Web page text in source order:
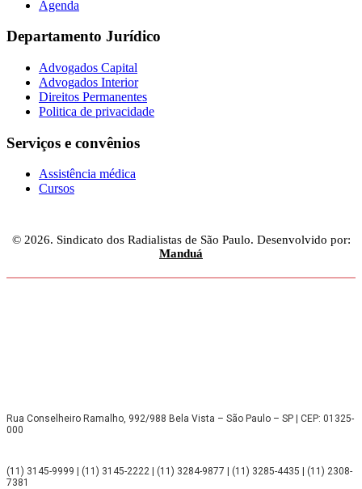
Agenda
Departamento Jurídico
Advogados Capital
Advogados Interior
Direitos Permanentes
Politica de privacidade
Serviços e convênios
Assistência médica
Cursos
© 2026. Sindicato dos Radialistas de São Paulo. Desenvolvido por:
Manduá
Rua Conselheiro Ramalho, 992/988 Bela Vista – São Paulo – SP | CEP: 01325-
000
(11) 3145-9999 | (11) 3145-2222 | (11) 3284-9877 | (11) 3285-4435 | (11) 2308-
7381